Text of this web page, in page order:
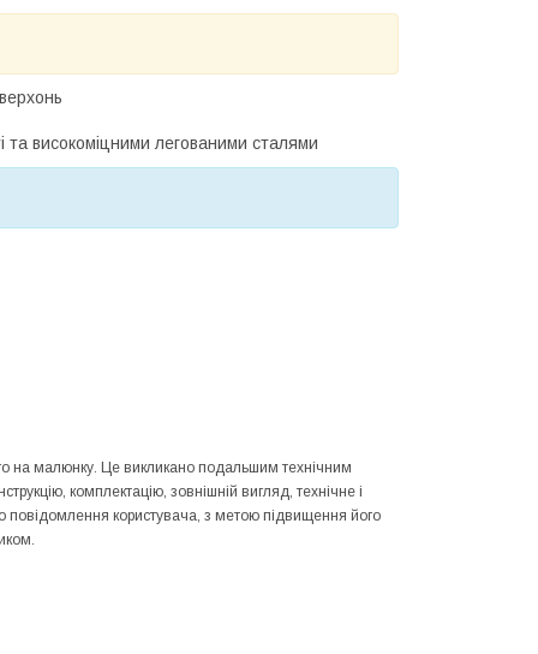
та високоміцними легованими сталями
на малюнку. Це викликано подальшим технічним
комплектацію, зовнішній вигляд, технічне і
повідомлення користувача, з метою підвищення його